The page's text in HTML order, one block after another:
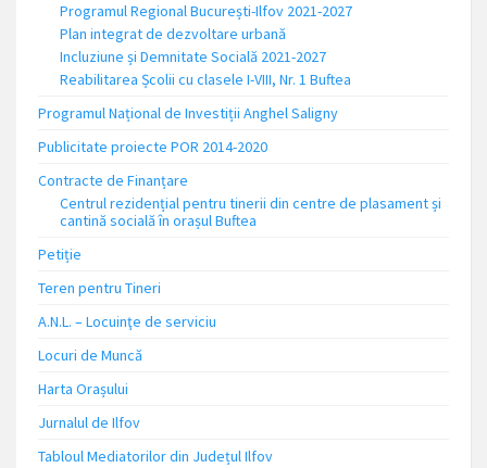
Programul Regional București-Ilfov 2021-2027
Plan integrat de dezvoltare urbană
Incluziune și Demnitate Socială 2021-2027
Reabilitarea Școlii cu clasele I-VIII, Nr. 1 Buftea
Programul Național de Investiții Anghel Saligny
Publicitate proiecte POR 2014-2020
Contracte de Finanțare
Centrul rezidențial pentru tinerii din centre de plasament și
cantină socială în orașul Buftea
Petiție
Teren pentru Tineri
A.N.L. – Locuinţe de serviciu
Locuri de Muncă
Harta Orașului
Jurnalul de Ilfov
Tabloul Mediatorilor din Județul Ilfov